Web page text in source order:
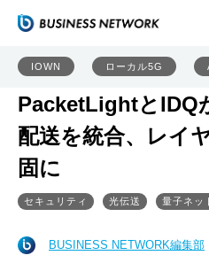
IOWN ローカル5G
PacketLightとIDQ
配送を統合、レイ
固に
セキュリティ 光伝送 量子ネッ
BUSINESS NETWORK編集部